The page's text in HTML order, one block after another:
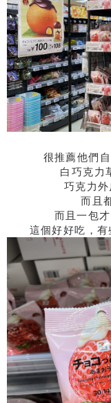
很推薦他們
白巧克力
巧克力
而且
而且一包
這個好好吃，